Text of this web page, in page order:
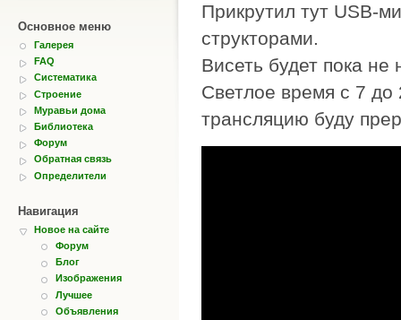
Основное меню
Галерея
FAQ
Систематика
Строение
Муравьи дома
Библиотека
Форум
Обратная связь
Определители
Навигация
Новое на сайте
Форум
Блог
Изображения
Лучшее
Объявления
Прикрутил тут USB-
структорами.
Висеть будет пока
Светлое время с 7
трансляцию буду